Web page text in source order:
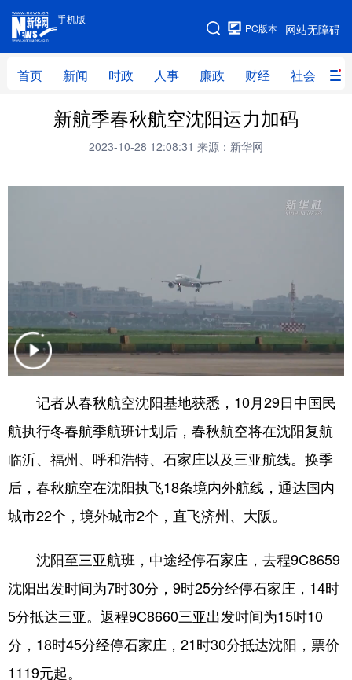
手机版
网站无障碍
PC版本
首页 新闻 时政 人事 廉政 财经 社会 科
手机版
网站地图
首页 新闻 时政 人事
财经 社会
文化 教育 健康 旅游
无人机
地方频道
北京 天津 河北 山西
辽宁 吉林 上海 江苏
浙江 安徽 福建 江西
山东 河南 湖北 湖南
四川 贵州 云南 西藏
陕西 甘肃 青海
English Español Français عربى
Русский язык
新航季春秋航空沈阳运力加码
2023-10-28 12:08:31 来源：新华网
记者从春秋航空沈阳基地获悉，10月29日中国民
航执行冬春航季航班计划后，春秋航空将在沈阳复航
临沂、福州、呼和浩特、石家庄以及三亚航线。换季
后，春秋航空在沈阳执飞18条境内外航线，通达国内
城市22个，境外城市2个，直飞济州、大阪。
沈阳至三亚航班，中途经停石家庄，去程9C8659
沈阳出发时间为7时30分，9时25分经停石家庄，14时
5分抵达三亚。返程9C8660三亚出发时间为15时10
分，18时45分经停石家庄，21时30分抵达沈阳，票价
1119元起。